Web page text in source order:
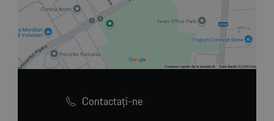
Contactaţi-ne